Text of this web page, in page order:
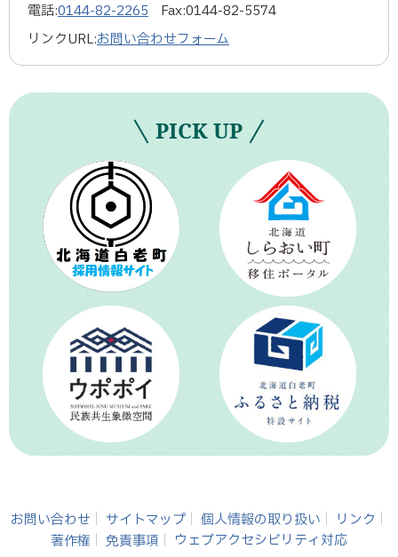
電話:0144-82-2265 Fax:0144-82-5574
リンクURL:お問い合わせフォーム
PICK UP
お問い合わせ サイトマップ 個人情報の取り扱い
リンク
著作権
免責事項 ウェブアクセシビリティ対応